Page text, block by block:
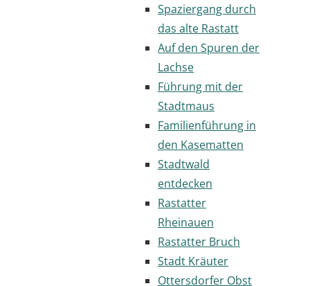
Spaziergang durch
das alte Rastatt
Auf den Spuren der
Lachse
Führung mit der
Stadtmaus
Familienführung in
den Kasematten
Stadtwald
entdecken
Rastatter
Rheinauen
Rastatter Bruch
Stadt Kräuter
Ottersdorfer Obst